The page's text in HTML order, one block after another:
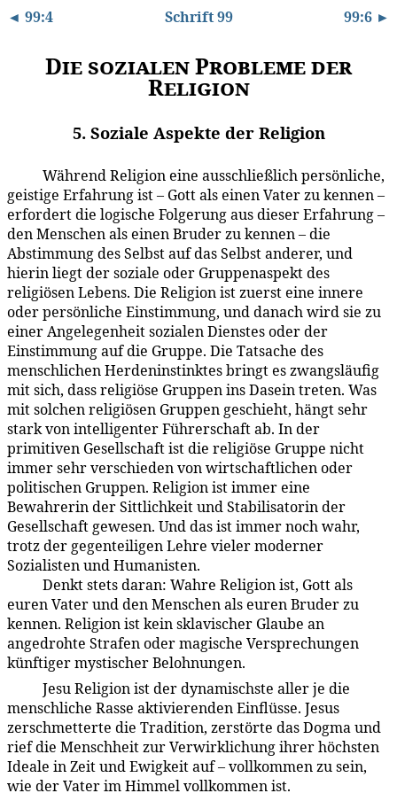
◄ 99:4 Schrift 99 99:6 ►
Die sozialen Probleme der
Religion
5. Soziale Aspekte der Religion
Während Religion eine ausschließlich persönliche,
geistige Erfahrung ist – Gott als einen Vater zu kennen –
erfordert die logische Folgerung aus dieser Erfahrung –
den Menschen als einen Bruder zu kennen – die
Abstimmung des Selbst auf das Selbst anderer, und
hierin liegt der soziale oder Gruppenaspekt des
religiösen Lebens. Die Religion ist zuerst eine innere
oder persönliche Ein­stimmung, und danach wird sie zu
einer Angelegenheit sozialen Dienstes oder der
Einstimmung auf die Gruppe. Die Tatsache des
menschlichen Herden­instinktes bringt es zwangsläufig
mit sich, dass religiöse Gruppen ins Dasein treten. Was
mit solchen religiösen Gruppen geschieht, hängt sehr
stark von intelligenter Führerschaft ab. In der
primitiven Gesellschaft ist die religiöse Gruppe nicht
immer sehr verschieden von wirtschaftlichen oder
politischen Gruppen. Religion ist immer eine
Bewahrerin der Sittlichkeit und Stabilisatorin der
Gesellschaft gewesen. Und das ist immer noch wahr,
trotz der gegenteiligen Lehre vieler moderner
Sozialisten und Humanisten.
Denkt stets daran: Wahre Religion ist, Gott als
euren Vater und den Menschen als euren Bruder zu
kennen. Religion ist kein sklavischer Glaube an
angedrohte Strafen oder magische Versprechungen
künftiger mystischer Belohnungen.
Jesu Religion ist der dynamischste aller je die
menschliche Rasse aktivierenden Einflüsse. Jesus
zerschmetterte die Tradition, zerstörte das Dogma und
rief die Menschheit zur Verwirklichung ihrer höchsten
Ideale in Zeit und Ewigkeit auf – vollkommen zu sein,
wie der Vater im Himmel vollkommen ist.